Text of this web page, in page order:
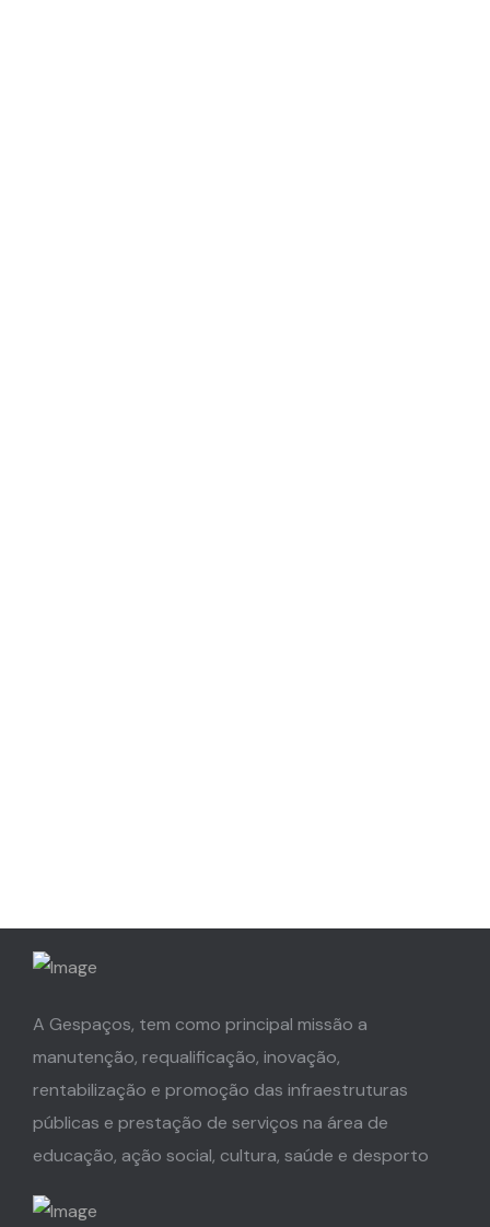
A Gespaços, tem como principal missão a
manutenção, requalificação, inovação,
rentabilização e promoção das infraestruturas
públicas e prestação de serviços na área de
educação, ação social, cultura, saúde e desporto